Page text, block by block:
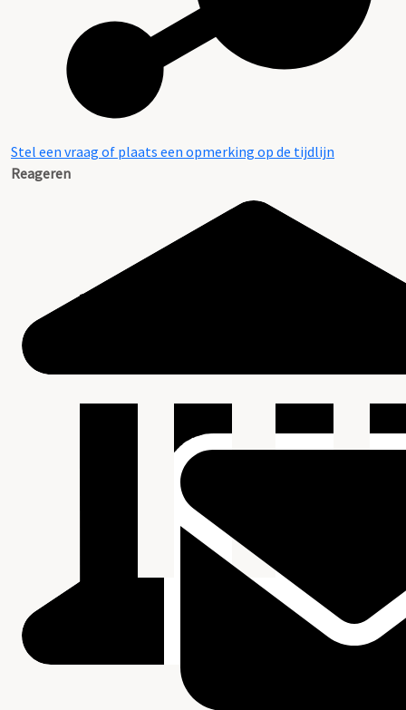
Stel een vraag of plaats een opmerking op de tijdlijn
Reageren